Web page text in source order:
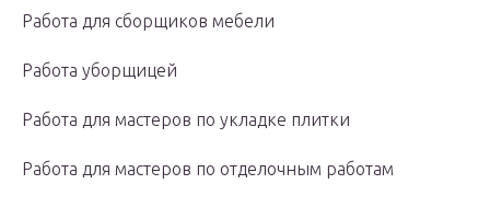
Работа для сборщиков мебели
Работа уборщицей
Работа для мастеров по укладке плитки
Работа для мастеров по отделочным работам